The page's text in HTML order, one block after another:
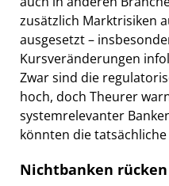
zusätzlich Marktrisiken
ausgesetzt –
Kursveränderungen
Zwar sind die
hoch, doch Theurer
systemrelevanter
könnten die
Nichtbanken